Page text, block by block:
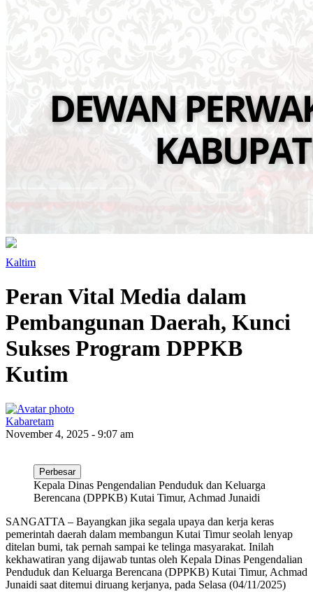
Kaltim
Peran Vital Media dalam
Pembangunan Daerah, Kunci
Sukses Program DPPKB
Kutim
Kabaretam
November 4, 2025 - 9:07 am
Perbesar
Kepala Dinas Pengendalian Penduduk dan Keluarga
Berencana (DPPKB) Kutai Timur, Achmad Junaidi
SANGATTA – Bayangkan jika segala upaya dan kerja keras
pemerintah daerah dalam membangun Kutai Timur seolah lenyap
ditelan bumi, tak pernah sampai ke telinga masyarakat. Inilah
kekhawatiran yang dijawab tuntas oleh Kepala Dinas Pengendalian
Penduduk dan Keluarga Berencana (DPPKB) Kutai Timur, Achmad
Junaidi saat ditemui diruang kerjanya, pada Selasa (04/11/2025)